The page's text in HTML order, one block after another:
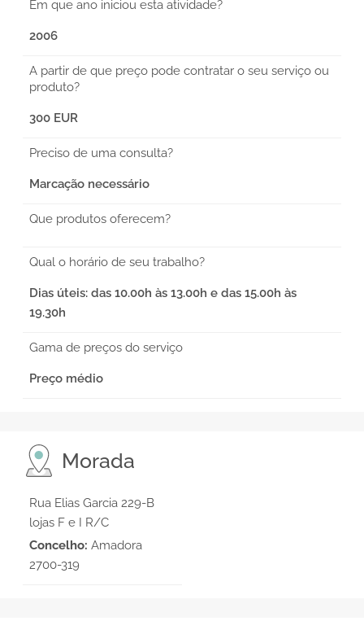
Em que ano iniciou esta atividade?
2006
A partir de que preço pode contratar o seu serviço ou
produto?
300 EUR
Preciso de uma consulta?
Marcação necessário
Que produtos oferecem?
Qual o horário de seu trabalho?
Dias úteis: das 10.00h às 13.00h e das 15.00h às
19.30h
Gama de preços do serviço
Preço médio
Morada
Rua Elias Garcia 229-B
lojas F e I R/C
Concelho: Amadora
2700-319